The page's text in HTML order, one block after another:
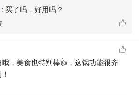
，版权属于原作者
: 买了吗，好用吗？
，美食也特别棒👍，这锅功能很齐